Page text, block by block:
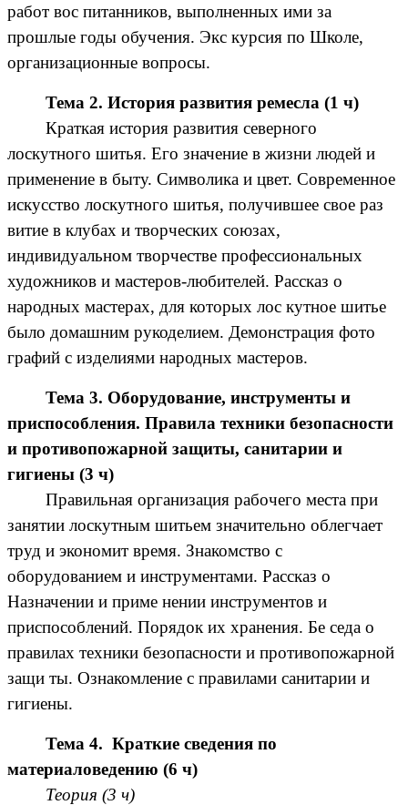
работ вос питанников, выполненных ими за
прошлые годы обучения. Экс курсия по Школе,
организационные вопросы.
Тема 2. История развития ремесла (1 ч)
Краткая история развития северного
лоскутного шитья. Его значение в жизни людей и
применение в быту. Символика и цвет. Современное
искусство лоскутного шитья, получившее свое раз
витие в клубах и творческих союзах,
индивидуальном творчестве профессиональных
художников и мастеров-любителей. Рассказ о
народных мастерах, для которых лос кутное шитье
было домашним рукоделием. Демонстрация фото
графий с изделиями народных мастеров.
Тема 3. Оборудование, инструменты и
приспособления. Правила техники безопасности
и противопожарной защиты, санитарии и
гигиены (3 ч)
Правильная организация рабочего места при
занятии лоскутным шитьем значительно облегчает
труд и экономит время. Знакомство с
оборудованием и инструментами. Рассказ о
Назначении и приме нении инструментов и
приспособлений. Порядок их хранения. Бе седа о
правилах техники безопасности и противопожарной
защи ты. Ознакомление с правилами санитарии и
гигиены.
Тема 4. Краткие сведения по
материаловедению (6 ч)
Теория (3 ч)